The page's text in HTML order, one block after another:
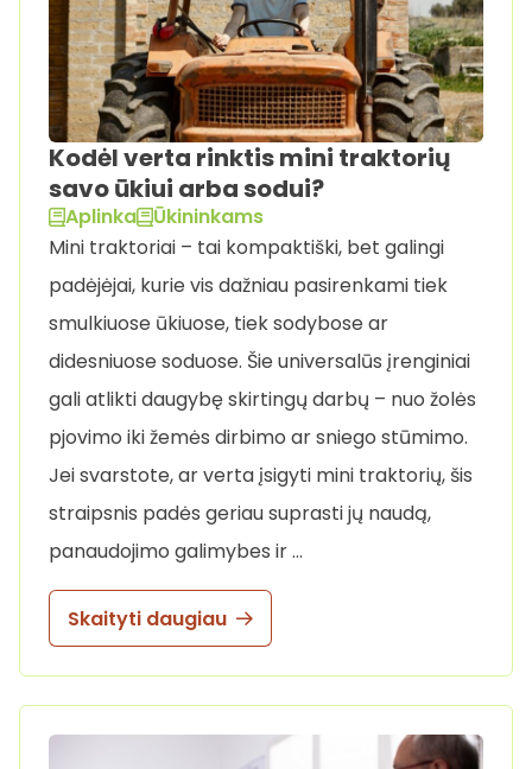
Kodėl verta rinktis mini traktorių
savo ūkiui arba sodui?
Aplinka
Ūkininkams
Mini traktoriai – tai kompaktiški, bet galingi
padėjėjai, kurie vis dažniau pasirenkami tiek
smulkiuose ūkiuose, tiek sodybose ar
didesniuose soduose. Šie universalūs įrenginiai
gali atlikti daugybę skirtingų darbų – nuo žolės
pjovimo iki žemės dirbimo ar sniego stūmimo.
Jei svarstote, ar verta įsigyti mini traktorių, šis
straipsnis padės geriau suprasti jų naudą,
panaudojimo galimybes ir …
Skaityti daugiau